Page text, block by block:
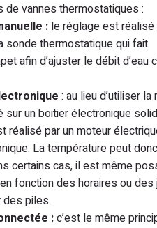
vannes thermostatiques :
: le réglage est réalisé
sonde thermostatique qui fait
afin d’ajuster le débit d’eau
: au lieu d’utiliser
un boitier électronique
réalisé par un moteur
La température peut
certains cas, il est même
fonction des horaires ou des
des piles.
:c’est le même